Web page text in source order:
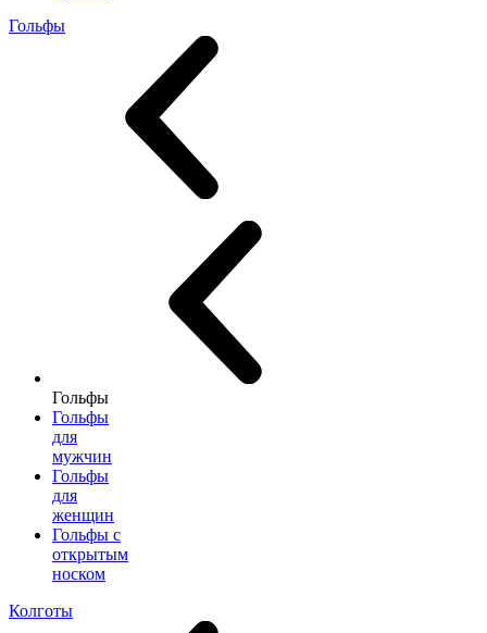
Гольфы
Гольфы
Гольфы
для
мужчин
Гольфы
для
женщин
Гольфы с
открытым
носком
Колготы